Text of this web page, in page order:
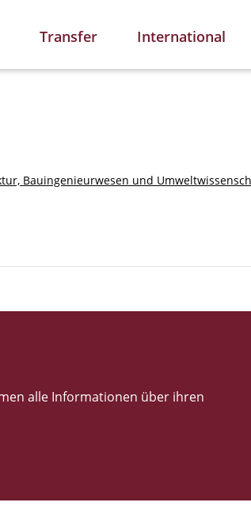
Transfer International
Bauingenieurwesen und
alle Informationen über ihren